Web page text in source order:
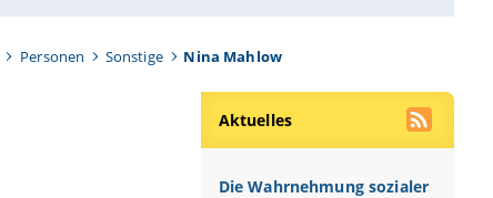
Personen Sonstige Nina Mahlow
Aktuelles
Die Wahrnehmung sozialer